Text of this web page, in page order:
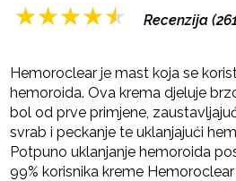
★★★★★ Recenzija
Hemoroclear je mast koja se
hemoroida. Ova krema djeluje
bol od prve primjene,
svrab i peckanje te uklanjajući
Potpuno uklanjanje hemoroida
99% korisnika kreme